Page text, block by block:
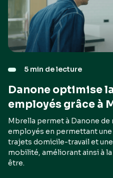
5 min de lecture
Danone optimise
employés grâce à
Mbrella permet à Danone
employés en permettant
trajets domicile-travail et
mobilité, améliorant ainsi à
être.